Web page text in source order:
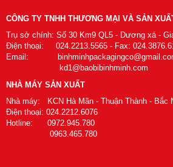
CÔNG TY TNHH THƯƠNG MẠI VÀ SẢN
Trụ sở chính: Số 30 Km9 QL5 - Dương xá -
Điện thoại: 024.2213.5565 - Fax:
Email:
kd1@baobibinhminh.com
NHÀ MÁY SẢN XUẤT
Nhà máy: KCN Hà Mãn - Thuận Thành - Bắc
Điện thoại: 024.2212.6076
Hotline: 0972.945.780
0963.465.780